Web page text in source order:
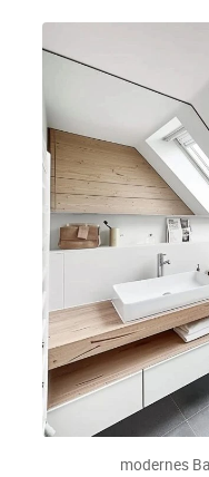
modernes